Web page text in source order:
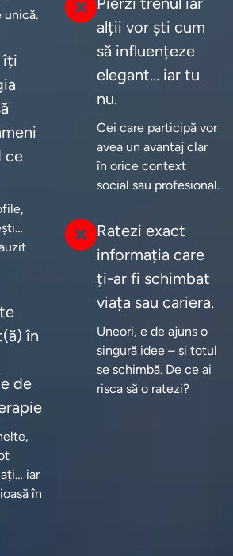
unică.
îți
ce
în
de
iar
în
alții vor ști cum
să influențeze
elegant… iar tu
nu.
Cei care participă vor
avea un avantaj clar
în orice context
social sau profesional.
Ratezi exact
informația care
ți-ar fi schimbat
viața sau cariera.
Uneori, e de ajuns o
singură idee – și totul
se schimbă. De ce ai
risca să o ratezi?